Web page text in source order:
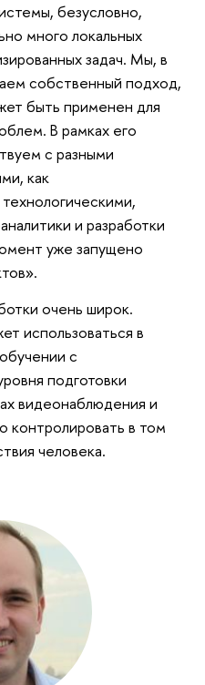
безусловно,
много локальных
задач. Мы, в
собственный подход,
быть применен для
В рамках его
с разными
как
и разработки
уже запущено
очень широк.
использоваться в
с
подготовки
видеонаблюдения и
контролировать в том
человека.